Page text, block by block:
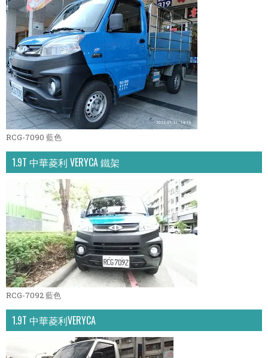
RCG-7090 藍色
1.9T 中華菱利 VERYCA 鐵架
RCG-7092 藍色
1.9T 中華菱利VERYCA